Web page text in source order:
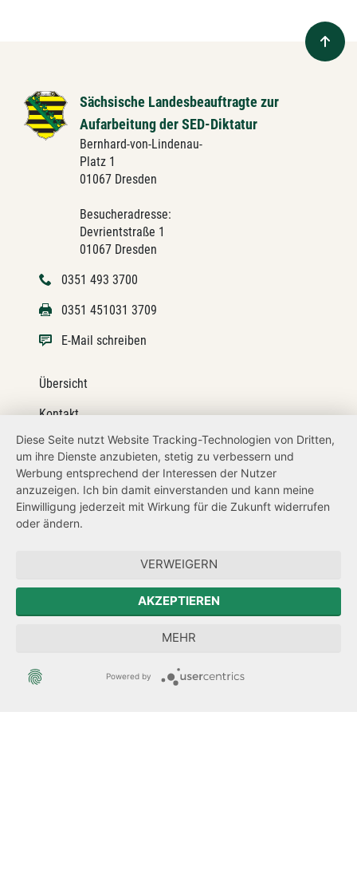
Sächsische Landesbeauftragte zur
Aufarbeitung der SED-Diktatur
Bernhard-von-Lindenau-
Platz 1
01067 Dresden
Besucheradresse:
Devrientstraße 1
01067 Dresden
0351 493 3700
0351 451031 3709
E-Mail schreiben
Übersicht
Kontakt
Impressum
Datenschutz
Transparenzanspruch
Forum Mitteleuropa
Der Sächsische Integrationsbeauftragte
Diese Seite nutzt Website Tracking-Technologien von Dritten,
um ihre Dienste anzubieten, stetig zu verbessern und
Werbung entsprechend der Interessen der Nutzer
anzuzeigen. Ich bin damit einverstanden und kann meine
Einwilligung jederzeit mit Wirkung für die Zukunft widerrufen
oder ändern.
VERWEIGERN
AKZEPTIEREN
MEHR
Powered by